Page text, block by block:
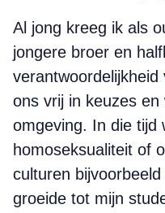
Al jong kreeg ik als
jongere broer en
ons vrij in keuzes
omgeving. In die tijd
homoseksualiteit of
culturen
groeide tot mijn